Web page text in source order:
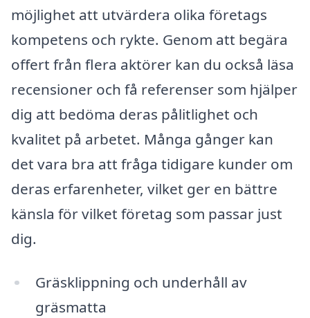
möjlighet att utvärdera olika företags
kompetens och rykte. Genom att begära
offert från flera aktörer kan du också läsa
recensioner och få referenser som hjälper
dig att bedöma deras pålitlighet och
kvalitet på arbetet. Många gånger kan
det vara bra att fråga tidigare kunder om
deras erfarenheter, vilket ger en bättre
känsla för vilket företag som passar just
dig.
Gräsklippning och underhåll av
gräsmatta